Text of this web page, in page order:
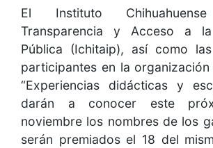
El Instituto
Transparencia y Acceso a la
Pública (Ichitaip), así como
participantes en la
“Experiencias didácticas y
darán a conocer este
noviembre los nombres de los
serán premiados el 18 del